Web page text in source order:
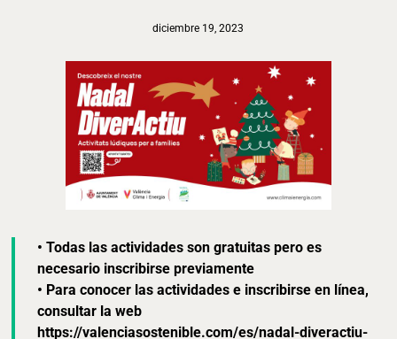
diciembre 19, 2023
• Todas las actividades son gratuitas pero es
necesario inscribirse previamente
• Para conocer las actividades e inscribirse en línea,
consultar la web
https://valenciasostenible.com/es/nadal-diveractiu-